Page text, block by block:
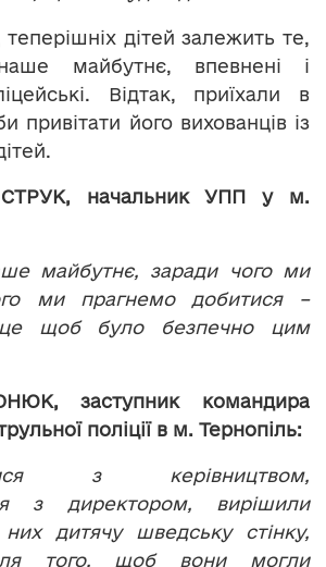
дітей залежить те,
майбутнє, впевнені і
Відтак, приїхали в
привітати його вихованців із
начальник УПП у м.
майбутнє, заради чого ми
ми прагнемо добитися –
це щоб було безпечно цим
заступник командира
поліції в м. Тернопіль:
з керівництвом,
з директором, вирішили
дитячу шведську стінку,
того, щоб вони могли